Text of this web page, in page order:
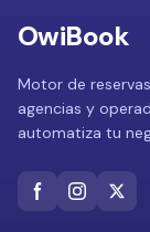
OwiBook
Motor de
agencias y
automatiza tu